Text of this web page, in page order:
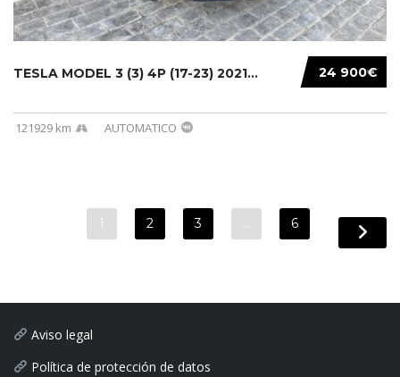
24 900€
TESLA MODEL 3 (3) 4P (17-23) 2021...
121929 km AUTOMATICO
1 2 3 … 6
Aviso legal
Política de protección de datos